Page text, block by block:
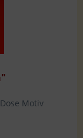
Motiv